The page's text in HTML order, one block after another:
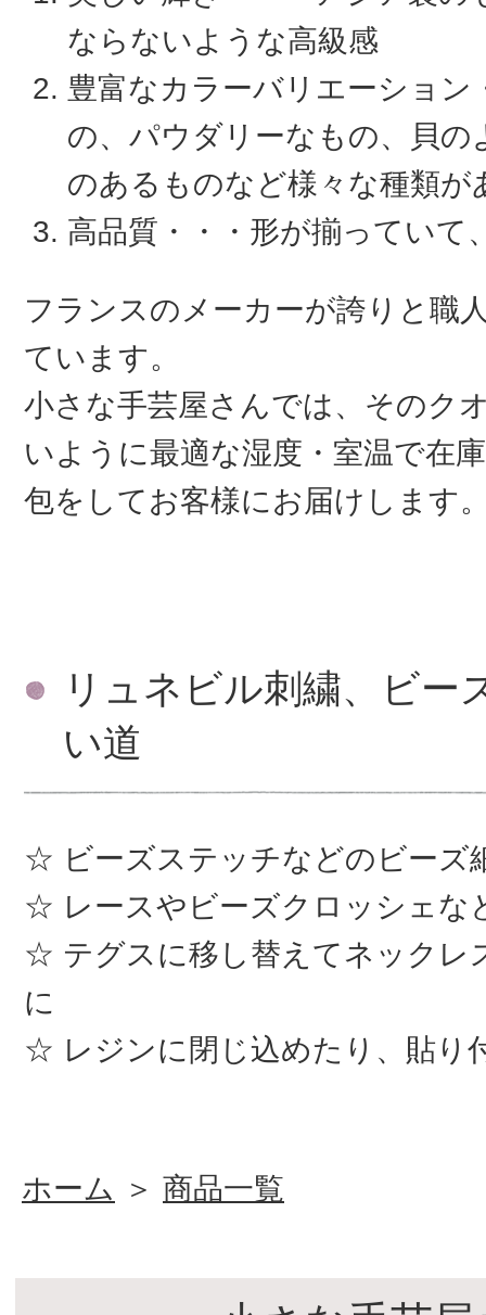
ならないような高級感
豊富なカラーバリエーション
の、パウダリーなもの、貝の
のあるものなど様々な種類が
高品質・・・形が揃っていて
フランスのメーカーが誇りと職
ています。
小さな手芸屋さんでは、そのク
いように最適な湿度・室温で在
包をしてお客様にお届けします
リュネビル刺繍、ビー
い道
ビーズステッチなどのビーズ
レースやビーズクロッシェな
テグスに移し替えてネックレ
に
レジンに閉じ込めたり、貼り
ホーム ＞ 商品一覧